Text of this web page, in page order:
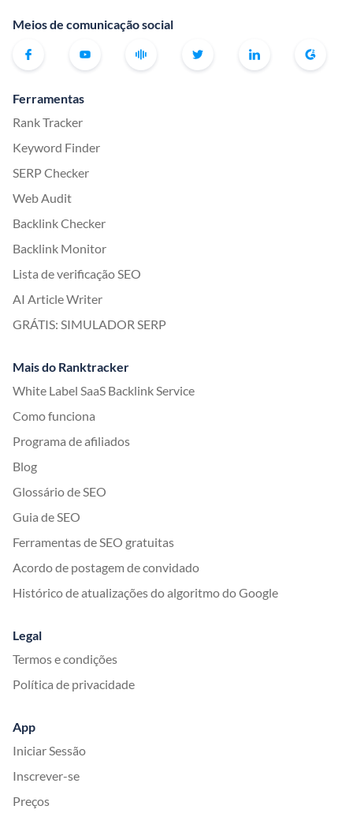
Meios de comunicação social
Ferramentas
Rank Tracker
Keyword Finder
SERP Checker
Web Audit
Backlink Checker
Backlink Monitor
Lista de verificação SEO
AI Article Writer
GRÁTIS: SIMULADOR SERP
Mais do Ranktracker
White Label SaaS Backlink Service
Como funciona
Programa de afiliados
Blog
Glossário de SEO
Guia de SEO
Ferramentas de SEO gratuitas
Acordo de postagem de convidado
Histórico de atualizações do algoritmo do Google
Legal
Termos e condições
Política de privacidade
App
Iniciar Sessão
Inscrever-se
Preços